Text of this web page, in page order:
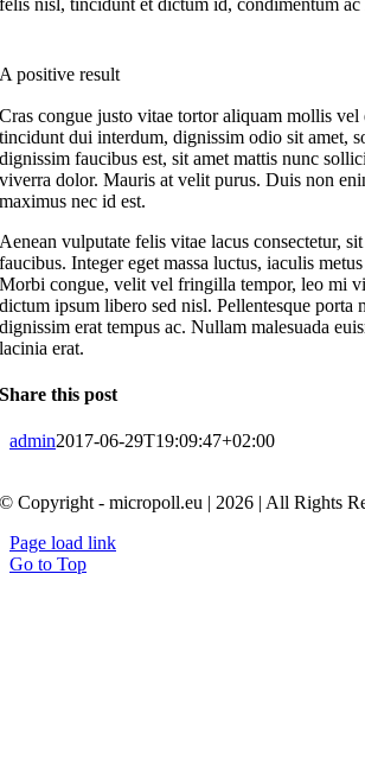
A positive result
Cras congue justo vitae tortor aliquam mollis
tincidunt dui interdum, dignissim odio sit amet,
dignissim faucibus est, sit amet mattis nunc
viverra dolor. Mauris at velit purus. Duis non
maximus nec id est.
Aenean vulputate felis vitae lacus consectetur,
faucibus. Integer eget massa luctus, iaculis
Morbi congue, velit vel fringilla tempor, leo mi
dictum ipsum libero sed nisl. Pellentesque porta
dignissim erat tempus ac. Nullam malesuada
lacinia erat.
Share this post
admin2017-06-29T19:09:47+02:00
© Copyright - micropoll.eu | 2026 | All Rights
Page load link
Go to Top